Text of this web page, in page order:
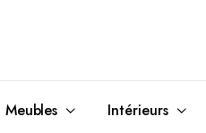
Meubles Intérieurs